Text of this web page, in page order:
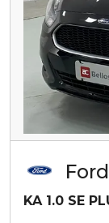
Ford
KA 1.0 SE